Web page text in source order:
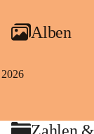
Alben
2026
Zahlen